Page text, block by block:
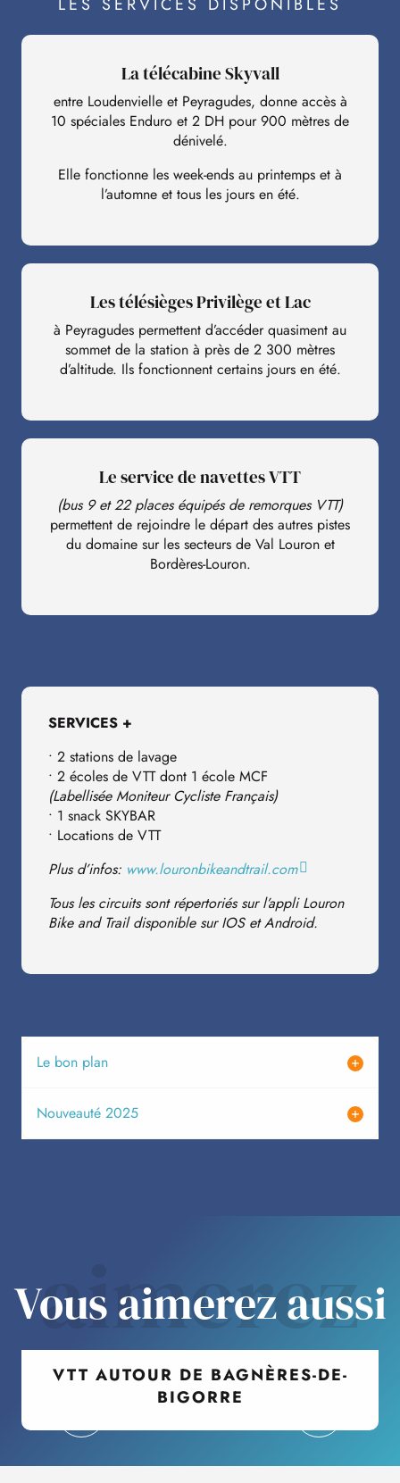
La télécabine Skyvall
entre Loudenvielle et Peyragudes, donne accès à
10 spéciales Enduro et 2 DH pour 900 mètres de
dénivelé.
Elle fonctionne les week-ends au printemps et à
l’automne et tous les jours en été.
Les télésièges Privilège et Lac
à Peyragudes permettent d’accéder quasiment au
sommet de la station à près de 2 300 mètres
d’altitude. Ils fonctionnent certains jours en été.
Le service de navettes VTT
(bus 9 et 22 places équipés de remorques VTT)
permettent de rejoindre le départ des autres pistes
du domaine sur les secteurs de Val Louron et
Bordères-Louron.
SERVICES +
• 2 stations de lavage
• 2 écoles de VTT dont 1 école MCF
(Labellisée Moniteur Cycliste Français)
• 1 snack SKYBAR
• Locations de VTT
Plus d’infos: www.louronbikeandtrail.com
Tous les circuits sont répertoriés sur l’appli Louron
Bike and Trail disponible sur IOS et Android.
Le bon plan
Nouveauté 2025
aimerez
Vous aimerez aussi
VTT AUTOUR DE BAGNÈRES-DE-
BIGORRE